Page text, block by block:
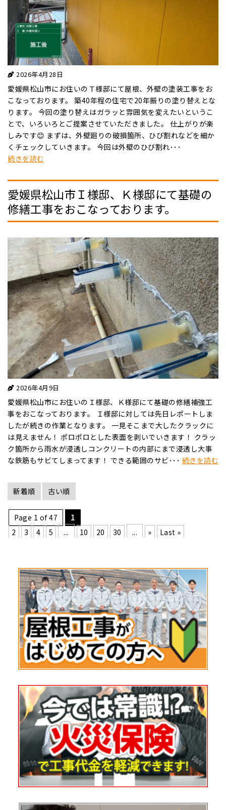
2026年4月28日
愛媛県松山市にお住いのＴ様邸にて屋根、外壁の塗装工事をお
こなっております。 築40年程の住宅で20年振りの塗り替えとな
ります。 今回の塗り替えはガラッと雰囲気を変えたいというこ
とで、いろいろとご提案させていただきました。 仕上がりが楽
しみです😊 まずは、外壁廻りの破損箇所、ひび割れなどを細か
くチェックしていきます。 今回は外壁のひび割れ･･･
続きを読む
愛媛県松山市Ｉ様邸、Ｋ様邸にて基礎の
修繕工事をおこなっております。
2026年4月9日
愛媛県松山市にお住いのＩ様邸、Ｋ様邸にて基礎の修繕補強工
事をおこなっております。 Ｉ様邸に対しては先日レポートしま
したが続きの作業となります。 一見そこまで大したクラックに
は見えません！ ポロポロとした表面を剥いでいきます！ クラッ
ク箇所から雨水が浸透しコンクリートの内部にまで浸透し大事
な鉄筋もサビてしまってます！ できる範囲のサビ･･･ 続きを読む
新着順 古い順
Page 1 of 47
1
2
3 4 5 ... 10 20 30 ... » Last »